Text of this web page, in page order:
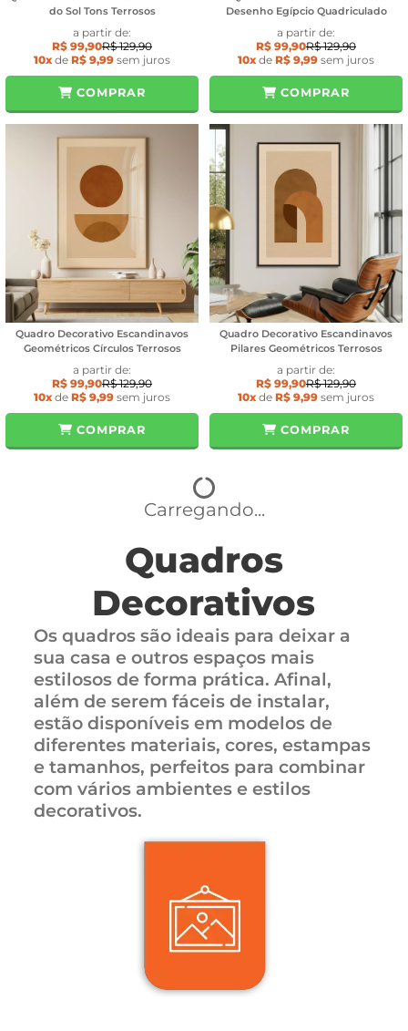
do Sol Tons Terrosos
a partir de:
R$ 99,90R$ 129,90
10xde R$ 9,99 sem juros
COMPRAR
Desenho Egípcio Quadriculado
a partir de:
R$ 99,90R$ 129,90
10xde R$ 9,99 sem juros
COMPRAR
Quadro Decorativo Escandinavos
Geométricos Círculos Terrosos
a partir de:
R$ 99,90R$ 129,90
10x de R$ 9,99 sem juros
COMPRAR
Quadro Decorativo Escandinavos
Pilares Geométricos Terrosos
a partir de:
R$ 99,90R$ 129,90
10x de R$ 9,99 sem juros
COMPRAR
Carregando...
Quadros
Decorativos
Os quadros são ideais para deixar a
sua casa e outros espaços mais
estilosos de forma prática. Afinal,
além de serem fáceis de instalar,
estão disponíveis em modelos de
diferentes materiais, cores, estampas
e tamanhos, perfeitos para combinar
com vários ambientes e estilos
decorativos.